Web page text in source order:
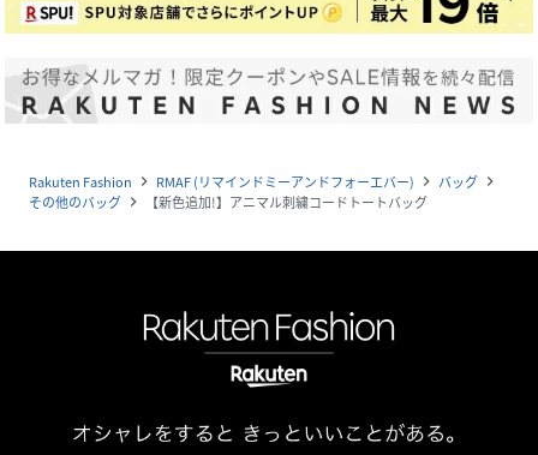
Rakuten Fashion navigate_next RMAF (リマインドミーアンドフォーエバー) navigate_next バッグ navigate_next
その他のバッグ navigate_next 【新色追加!】アニマル刺繍コードトートバッグ